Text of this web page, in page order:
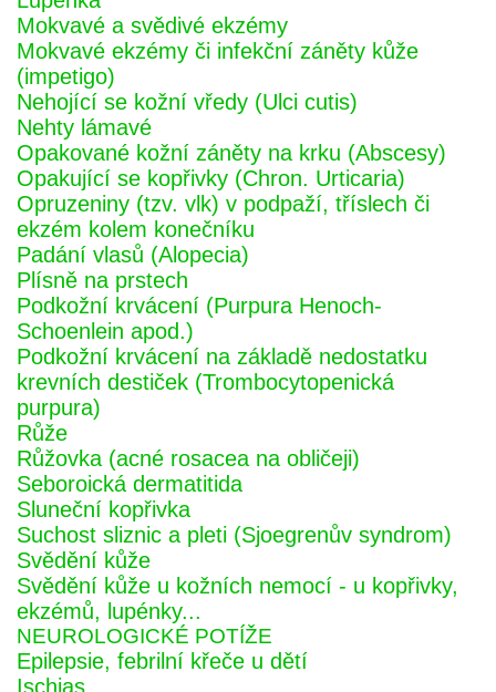
Mokvavé a svědivé ekzémy
Mokvavé ekzémy či infekční záněty kůže
(impetigo)
Nehojící se kožní vředy (Ulci cutis)
Nehty lámavé
Opakované kožní záněty na krku (Abscesy)
Opakující se kopřivky (Chron. Urticaria)
Opruzeniny (tzv. vlk) v podpaží, tříslech či
ekzém kolem konečníku
Padání vlasů (Alopecia)
Plísně na prstech
Podkožní krvácení (Purpura Henoch-
Schoenlein apod.)
Podkožní krvácení na základě nedostatku
krevních destiček (Trombocytopenická
purpura)
Růže
Růžovka (acné rosacea na obličeji)
Seboroická dermatitida
Sluneční kopřivka
Suchost sliznic a pleti (Sjoegrenův syndrom)
Svědění kůže
Svědění kůže u kožních nemocí - u kopřivky,
ekzémů, lupénky...
NEUROLOGICKÉ POTÍŽE
Epilepsie, febrilní křeče u dětí
Ischias